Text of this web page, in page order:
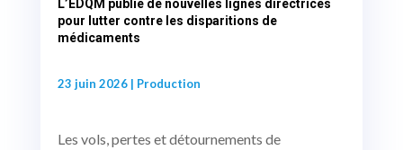
L’EDQM publie de nouvelles lignes directrices
pour lutter contre les disparitions de
médicaments
23 juin 2026| Production
Les vols, pertes et détournements de